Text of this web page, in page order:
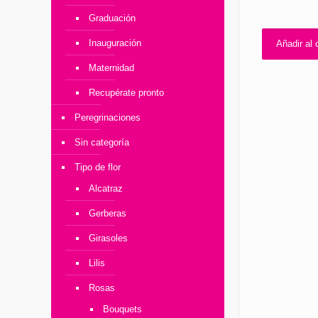
Añadir al
Graduación
Inauguración
Maternidad
Recupérate pronto
Peregrinaciones
Sin categoría
Tipo de flor
Alcatraz
Gerberas
Girasoles
Lilis
Rosas
Bouquets